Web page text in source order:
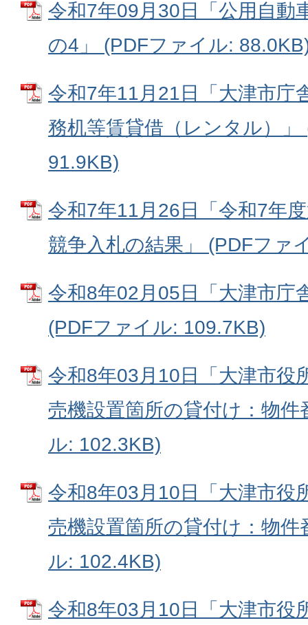
令和7年09月30日「公用自動
の4」 (PDFファイル:
令和7年11月21日「大津市庁
務机等賃貸借（レンタル）
91.9KB)
令和7年11月26日「令和7年
競争入札の結果」 (PDFファ
令和8年02月05日「大津市庁
(PDFファイル: 109.7KB)
令和8年03月10日「大津市役
売機設置箇所の貸付け：物
ル: 102.3KB)
令和8年03月10日「大津市役
売機設置箇所の貸付け：物
ル: 102.4KB)
令和8年03月10日「大津市役